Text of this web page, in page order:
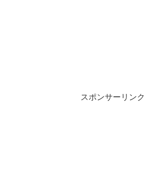
スポンサーリンク